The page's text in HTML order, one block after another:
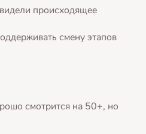
происходящее
смену этапов
смотрится на 50+, но